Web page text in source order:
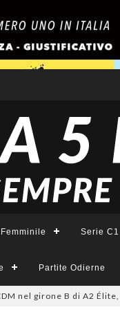
Femminile Serie C1
Partite Odierne
girone B di A2 Élite,